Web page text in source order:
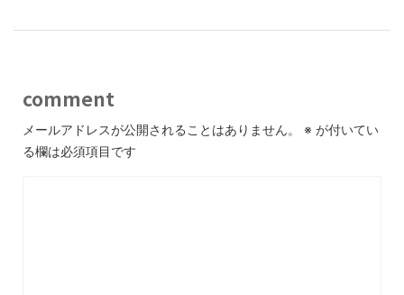
comment
メールアドレスが公開されることはありません。 ※ が付いてい
る欄は必須項目です